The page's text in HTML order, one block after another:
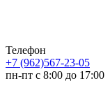
Телефон
+7 (962)567-23-05
пн-пт с 8:00 до 17:00